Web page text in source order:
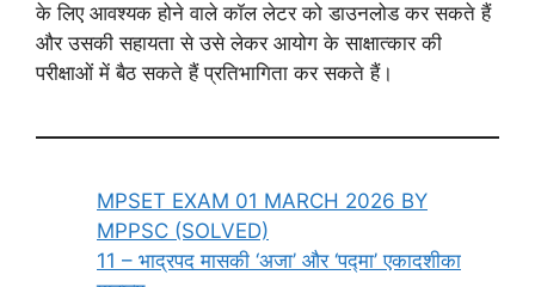
के लिए आवश्यक होने वाले कॉल लेटर को डाउनलोड कर सकते हैं
और उसकी सहायता से उसे लेकर आयोग के साक्षात्कार की
परीक्षाओं में बैठ सकते हैं प्रतिभागिता कर सकते हैं।
MPSET EXAM 01 MARCH 2026 BY
MPPSC (SOLVED)
11 – भाद्रपद मासकी ‘अजा’ और ‘पद्मा’ एकादशीका